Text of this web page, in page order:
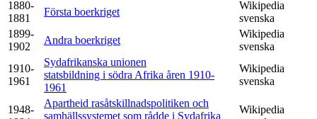
1880-
1881
Första boerkriget
Wikipedia
svenska
1899-
1902
Andra boerkriget
Wikipedia
svenska
1910-
1961
Sydafrikanska unionen
statsbildning i södra Afrika åren 1910-
1961
Wikipedia
svenska
1948-
Apartheid rasåtskillnadspolitiken och
samhällssystemet som rådde i Sydafrika
Wikipedia